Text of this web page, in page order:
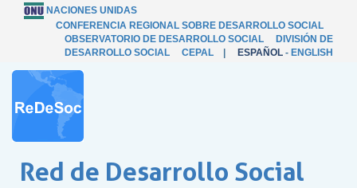
NACIONES UNIDAS
CONFERENCIA REGIONAL SOBRE DESARROLLO SOCIAL
OBSERVATORIO DE DESARROLLO SOCIAL
DIVISIÓN DE
DESARROLLO SOCIAL
CEPAL ESPAÑOL - ENGLISH
Red de Desarrollo Social